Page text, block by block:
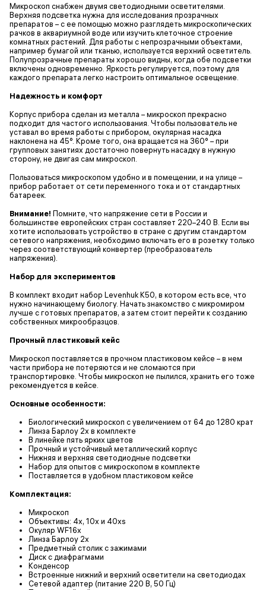
Микроскоп снабжен двумя светодиодными осветителями.
Верхняя подсветка нужна для исследования прозрачных
препаратов – с ее помощью можно разглядеть микроскопических
рачков в аквариумной воде или изучить клеточное строение
комнатных растений. Для работы с непрозрачными объектами,
например бумагой или тканью, используется верхний осветитель.
Полупрозрачные препараты хорошо видны, когда обе подсветки
включены одновременно. Яркость регулируется, поэтому для
каждого препарата легко настроить оптимальное освещение.
Надежность и комфорт
Корпус прибора сделан из металла – микроскоп прекрасно
подходит для частого использования. Чтобы пользователь не
уставал во время работы с прибором, окулярная насадка
наклонена на 45°. Кроме того, она вращается на 360° – при
групповых занятиях достаточно повернуть насадку в нужную
сторону, не двигая сам микроскоп.
Пользоваться микроскопом удобно и в помещении, и на улице –
прибор работает от сети переменного тока и от стандартных
батареек.
Внимание! Помните, что напряжение сети в России и
большинстве европейских стран составляет 220–240 В. Если вы
хотите использовать устройство в стране с другим стандартом
сетевого напряжения, необходимо включать его в розетку только
через соответствующий конвертер (преобразователь
напряжения).
Набор для экспериментов
В комплект входит набор Levenhuk K50, в котором есть все, что
нужно начинающему биологу. Начать знакомство с микромиром
лучше с готовых препаратов, а затем стоит перейти к созданию
собственных микрообразцов.
Прочный пластиковый кейс
Микроскоп поставляется в прочном пластиковом кейсе – в нем
части прибора не потеряются и не сломаются при
транспортировке. Чтобы микроскоп не пылился, хранить его тоже
рекомендуется в кейсе.
Основные особенности:
Биологический микроскоп с увеличением от 64 до 1280 крат
Линза Барлоу 2x в комплекте
В линейке пять ярких цветов
Прочный и устойчивый металлический корпус
Нижняя и верхняя светодиодные подсветки
Набор для опытов с микроскопом в комплекте
Поставляется в удобном пластиковом кейсе
Комплектация:
Микроскоп
Объективы: 4х, 10х и 40хs
Окуляр WF16х
Линза Барлоу 2x
Предметный столик с зажимами
Диск с диафрагмами
Конденсор
Встроенные нижний и верхний осветители на светодиодах
Сетевой адаптер (питание 220 В, 50 Гц)